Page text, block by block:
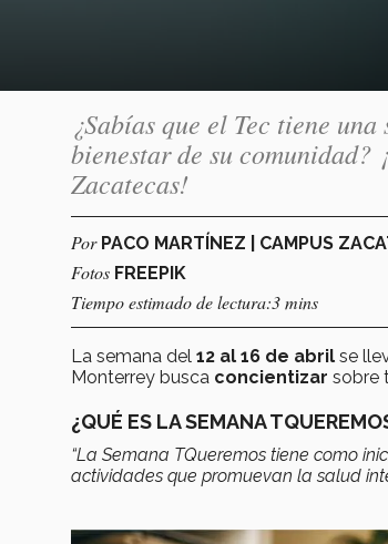
¿Sabías que el Tec tiene
bienestar de su comunidad?
Zacatecas!
Por PACO MARTÍNEZ | CAMPUS
Fotos FREEPIK
Tiempo estimado de lectura:3 mins
La semana del 12 al 16 de abril se
Monterrey busca concientizar sobre
¿QUÉ ES LA SEMANA
“La Semana TQueremos tiene como
actividades que promuevan la salud